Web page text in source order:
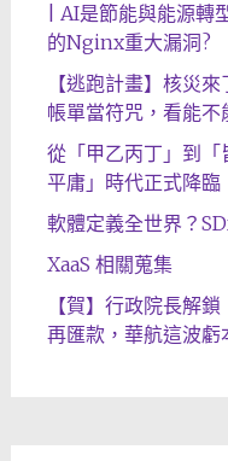
| AI是節能與能源轉
的Nginx重大漏洞?
【逃跑計畫】核災
帳單當符咒，看能不
從「甲乙丙丁」到
平庸」時代正式降臨
軟體定義全世界？
XaaS 相關蒐集
【賀】行政院長解
再匯款，華航這波虧